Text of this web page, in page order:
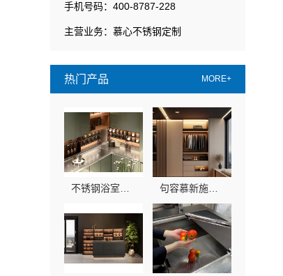
手机号码：400-8787-228
主营业务：慕心不锈钢定制
热门产品 MORE+